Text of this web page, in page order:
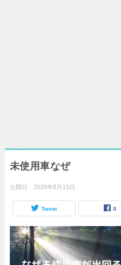
未使用車なぜ
公開日： 2020年8月15日
Tweet 0